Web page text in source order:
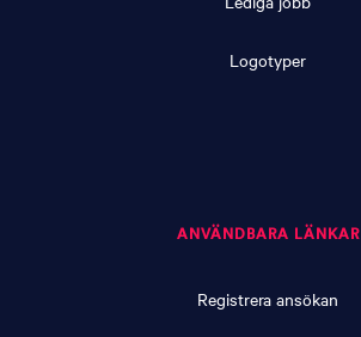
Logotyper
ANVÄNDBARA LÄNKAR
Registrera ansökan